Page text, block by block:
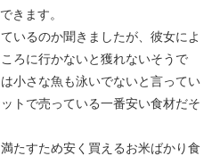
きます。
いるのか聞きましたが、彼女によ
ろに行かないと獲れないそうで
小さな魚も泳いでないと言ってい
トで売っている一番安い食材だそ
たすため安く買えるお米ばかり食